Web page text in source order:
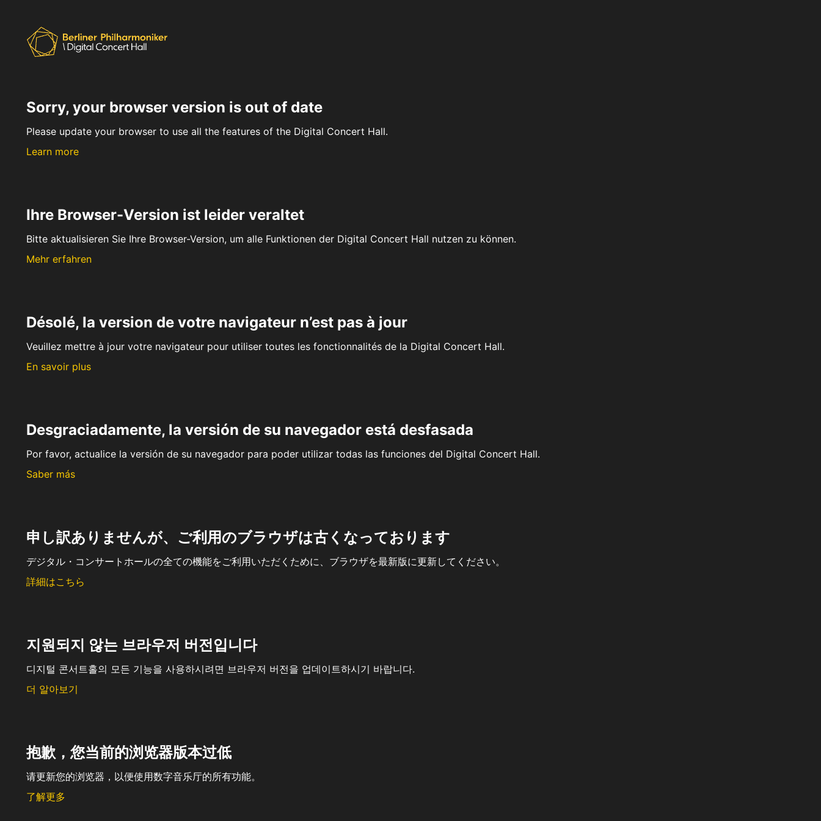
Sorry, your browser version is out of date
Please update your browser to use all the features of the Digital Concert Hall.
Learn more
Ihre Browser-Version ist leider veraltet
Bitte aktualisieren Sie Ihre Browser-Version, um alle Funktionen der Digital Concert Hall nutzen zu können.
Mehr erfahren
Désolé, la version de votre navigateur n’est pas à jour
Veuillez mettre à jour votre navigateur pour utiliser toutes les fonctionnalités de la Digital Concert Hall.
En savoir plus
Desgraciadamente, la versión de su navegador está desfasada
Por favor, actualice la versión de su navegador para poder utilizar todas las funciones del Digital Concert Hall.
Saber más
申し訳ありませんが、ご利用のブラウザは古くなっております
デジタル・コンサートホールの全ての機能をご利用いただくために、ブラウザを最新版に更新してください。
詳細はこちら
지원되지 않는 브라우저 버전입니다
디지털 콘서트홀의 모든 기능을 사용하시려면 브라우저 버전을 업데이트하시기 바랍니다.
더 알아보기
抱歉，您当前的浏览器版本过低
请更新您的浏览器，以便使用数字音乐厅的所有功能。
了解更多